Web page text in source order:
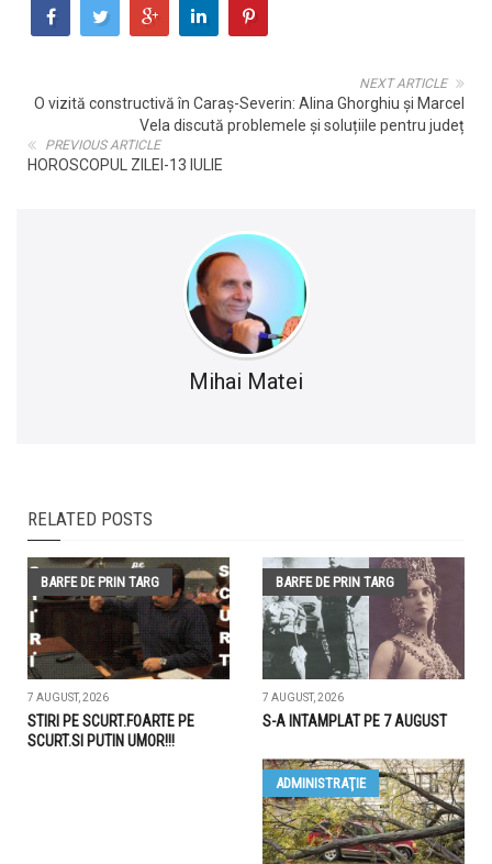
NEXT ARTICLE
O vizită constructivă în Caraș-Severin: Alina Ghorghiu și Marcel
Vela discută problemele și soluțiile pentru județ
PREVIOUS ARTICLE
HOROSCOPUL ZILEI-13 IULIE
Mihai Matei
RELATED POSTS
BARFE DE PRIN TARG
7 AUGUST, 2026
STIRI PE SCURT.FOARTE PE
SCURT.SI PUTIN UMOR!!!
BARFE DE PRIN TARG
7 AUGUST, 2026
S-A INTAMPLAT PE 7 AUGUST
ADMINISTRAŢIE